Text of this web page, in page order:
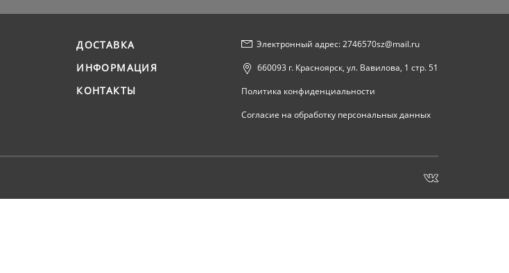
ДОСТАВКА
ИНФОРМАЦИЯ
КОНТАКТЫ
Электронный адрес: 2746570sz@mail.ru
660093 г. Красноярск, ул. Вавилова, 1 стр. 51
Политика конфиденциальности
Согласие на обработку персональных данных